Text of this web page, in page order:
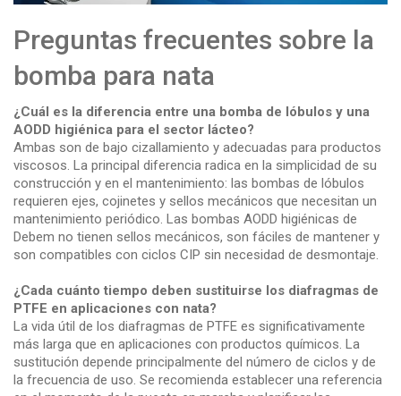
Preguntas frecuentes sobre la
bomba para nata
¿Cuál es la diferencia entre una bomba de lóbulos y una
AODD higiénica para el sector lácteo?
Ambas son de bajo cizallamiento y adecuadas para productos
viscosos. La principal diferencia radica en la simplicidad de su
construcción y en el mantenimiento: las bombas de lóbulos
requieren ejes, cojinetes y sellos mecánicos que necesitan un
mantenimiento periódico. Las bombas AODD higiénicas de
Debem no tienen sellos mecánicos, son fáciles de mantener y
son compatibles con ciclos CIP sin necesidad de desmontaje.
¿Cada cuánto tiempo deben sustituirse los diafragmas de
PTFE en aplicaciones con nata?
La vida útil de los diafragmas de PTFE es significativamente
más larga que en aplicaciones con productos químicos. La
sustitución depende principalmente del número de ciclos y de
la frecuencia de uso. Se recomienda establecer una referencia